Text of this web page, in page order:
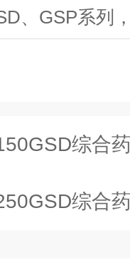
、GSP系列
综合药品稳
综合药品稳定